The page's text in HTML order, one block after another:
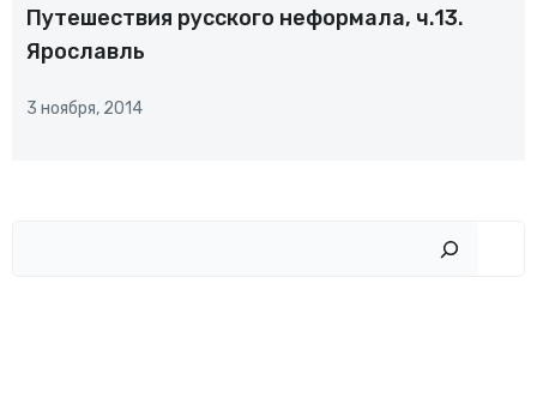
Путешествия русского неформала, ч.13.
Ярославль
3 ноября, 2014